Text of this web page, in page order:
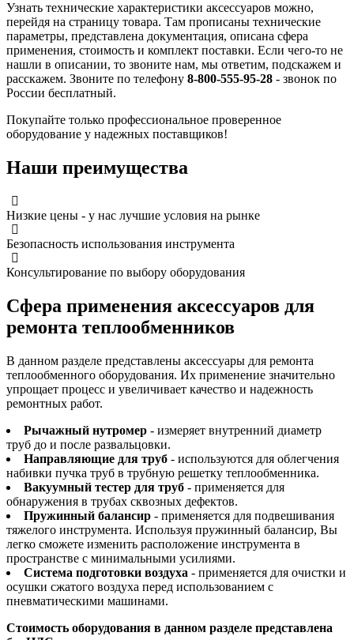
Узнать технические характеристики аксессуаров можно,
перейдя на страницу товара. Там прописаны технические
параметры, представлена документация, описана сфера
применения, стоимость и комплект поставки. Если чего-то не
нашли в описании, то звоните нам, мы ответим, подскажем и
расскажем. Звоните по телефону 8-800-555-95-28 - звонок по
России бесплатный.
Покупайте только профессиональное проверенное
оборудование у надежных поставщиков!
Наши преимущества
Низкие цены - у нас лучшие условия на рынке
Безопасность использования инструмента
Консультирование по выбору оборудования
Сфера применения аксессуаров для
ремонта теплообменников
В данном разделе представлены аксессуары для ремонта
теплообменного оборудования. Их применение значительно
упрощает процесс и увеличивает качество и надежность
ремонтных работ.
Рычажный нутромер - измеряет внутренний диаметр
труб до и после развальцовки.
Направляющие для труб - используются для облегчения
набивки пучка труб в трубную решетку теплообменника.
Вакуумный тестер для труб - применяется для
обнаружения в трубах сквозных дефектов.
Пружинный балансир - применяется для подвешивания
тяжелого инструмента. Используя пружинный балансир, Вы
легко сможете изменить расположение инструмента в
пространстве с минимальными усилиями.
Система подготовки воздуха - применяется для очистки и
осушки сжатого воздуха перед использованием с
пневматическими машинами.
Стоимость оборудования в данном разделе представлена